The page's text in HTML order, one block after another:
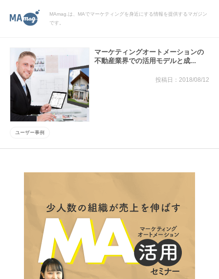
MAmag.は、MAでマーケティングを身近にする情報を提供するマガジン
です。
マーケティングオートメーションの
不動産業界での活用モデルと成...
2018/08/12
ユーザー事例